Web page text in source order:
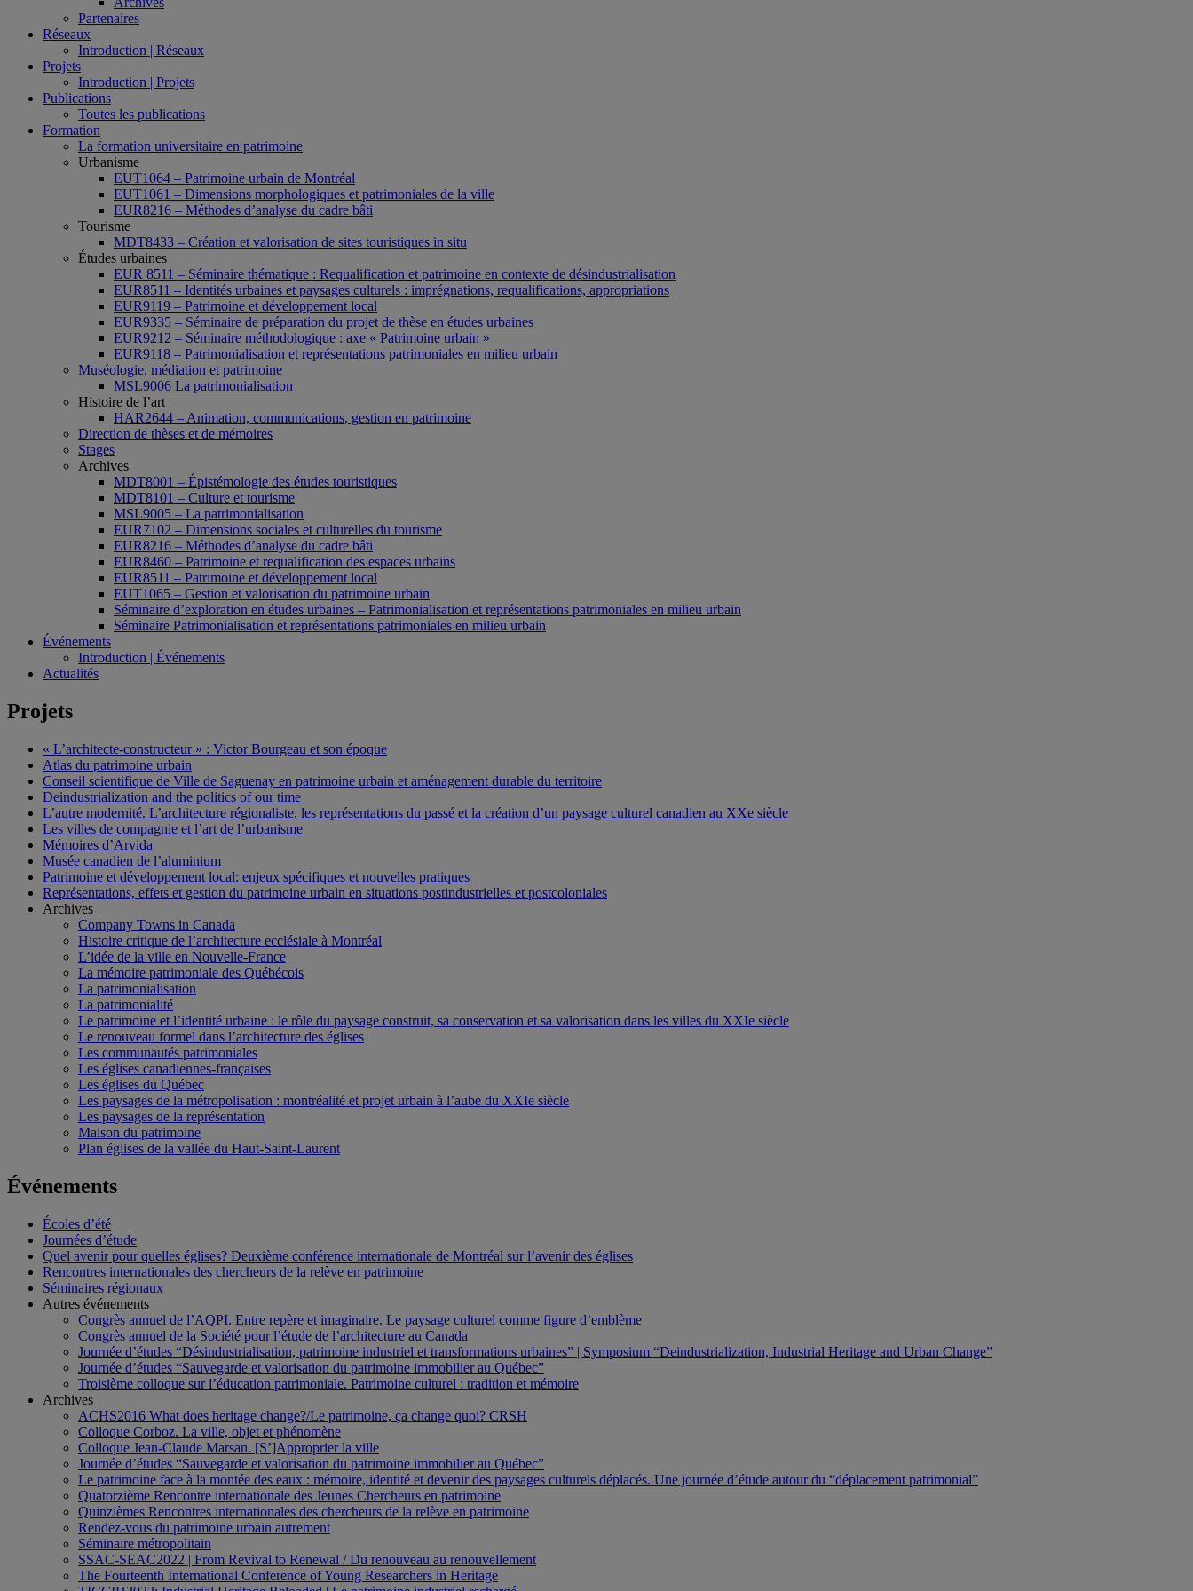
Partenaires
Réseaux
Introduction | Réseaux
Projets
Introduction | Projets
Publications
Toutes les publications
Formation
La formation universitaire en patrimoine
Urbanisme
EUT1064 – Patrimoine urbain de Montréal
EUT1061 – Dimensions morphologiques et patrimoniales de la ville
EUR8216 – Méthodes d’analyse du cadre bâti
Tourisme
MDT8433 – Création et valorisation de sites touristiques in situ
Études urbaines
EUR 8511 – Séminaire thématique : Requalification et patrimoine en contexte de désindustrialisation
EUR8511 – Identités urbaines et paysages culturels : imprégnations, requalifications, appropriations
EUR9119 – Patrimoine et développement local
EUR9335 – Séminaire de préparation du projet de thèse en études urbaines
EUR9212 – Séminaire méthodologique : axe « Patrimoine urbain »
EUR9118 – Patrimonialisation et représentations patrimoniales en milieu urbain
Muséologie, médiation et patrimoine
MSL9006 La patrimonialisation
Histoire de l’art
HAR2644 – Animation, communications, gestion en patrimoine
Direction de thèses et de mémoires
Stages
Archives
MDT8001 – Épistémologie des études touristiques
MDT8101 – Culture et tourisme
MSL9005 – La patrimonialisation
EUR7102 – Dimensions sociales et culturelles du tourisme
EUR8216 – Méthodes d’analyse du cadre bâti
EUR8460 – Patrimoine et requalification des espaces urbains
EUR8511 – Patrimoine et développement local
EUT1065 – Gestion et valorisation du patrimoine urbain
Séminaire d’exploration en études urbaines – Patrimonialisation et représentations patrimoniales en milieu urbain
Séminaire Patrimonialisation et représentations patrimoniales en milieu urbain
Événements
Introduction | Événements
Actualités
Projets
« L’architecte-constructeur » : Victor Bourgeau et son époque
Atlas du patrimoine urbain
Conseil scientifique de Ville de Saguenay en patrimoine urbain et aménagement durable du territoire
Deindustrialization and the politics of our time
L’autre modernité. L’architecture régionaliste, les représentations du passé et la création d’un paysage culturel canadien au XXe siècle
Les villes de compagnie et l’art de l’urbanisme
Mémoires d’Arvida
Musée canadien de l’aluminium
Patrimoine et développement local: enjeux spécifiques et nouvelles pratiques
Représentations, effets et gestion du patrimoine urbain en situations postindustrielles et postcoloniales
Archives
Company Towns in Canada
Histoire critique de l’architecture ecclésiale à Montréal
L’idée de la ville en Nouvelle-France
La mémoire patrimoniale des Québécois
La patrimonialisation
La patrimonialité
Le patrimoine et l’identité urbaine : le rôle du paysage construit, sa conservation et sa valorisation dans les villes du XXIe siècle
Le renouveau formel dans l’architecture des églises
Les communautés patrimoniales
Les églises canadiennes-françaises
Les églises du Québec
Les paysages de la métropolisation : montréalité et projet urbain à l’aube du XXIe siècle
Les paysages de la représentation
Maison du patrimoine
Plan églises de la vallée du Haut-Saint-Laurent
Événements
Écoles d’été
Journées d’étude
Quel avenir pour quelles églises? Deuxième conférence internationale de Montréal sur l’avenir des églises
Rencontres internationales des chercheurs de la relève en patrimoine
Séminaires régionaux
Autres événements
Congrès annuel de l’AQPI. Entre repère et imaginaire. Le paysage culturel comme figure d’emblème
Congrès annuel de la Société pour l’étude de l’architecture au Canada
Journée d’études “Désindustrialisation, patrimoine industriel et transformations urbaines” | Symposium “Deindustrialization, Industrial Heritage and Urban Change”
Journée d’études “Sauvegarde et valorisation du patrimoine immobilier au Québec”
Troisième colloque sur l’éducation patrimoniale. Patrimoine culturel : tradition et mémoire
Archives
ACHS2016 What does heritage change?/Le patrimoine, ça change quoi? CRSH
Colloque Corboz. La ville, objet et phénomène
Colloque Jean-Claude Marsan. [S’]Approprier la ville
Journée d’études “Sauvegarde et valorisation du patrimoine immobilier au Québec”
Le patrimoine face à la montée des eaux : mémoire, identité et devenir des paysages culturels déplacés. Une journée d’étude autour du “déplacement patrimonial”
Quatorzième Rencontre internationale des Jeunes Chercheurs en patrimoine
Quinzièmes Rencontres internationales des chercheurs de la relève en patrimoine
Rendez-vous du patrimoine urbain autrement
Séminaire métropolitain
SSAC-SEAC2022 | From Revival to Renewal / Du renouveau au renouvellement
The Fourteenth International Conference of Young Researchers in Heritage